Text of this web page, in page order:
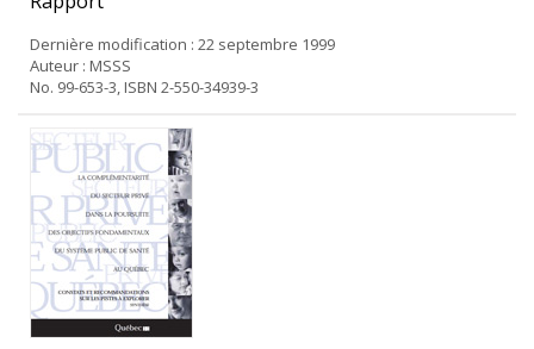
Dernière modification : 22 septembre 1999
Auteur : MSSS
No. 99-653-3, ISBN 2-550-34939-3